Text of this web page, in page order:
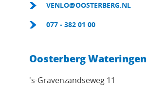
VENLO@OOSTERBERG.NL
077 - 382 01 00
Oosterberg Wateringen
's-Gravenzandseweg 11